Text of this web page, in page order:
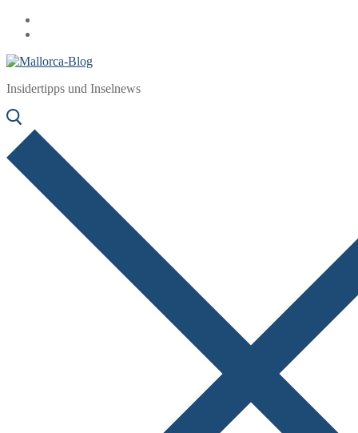
Zum
Inhalt
Menü
Schließen
Insidertipps und Inselnews